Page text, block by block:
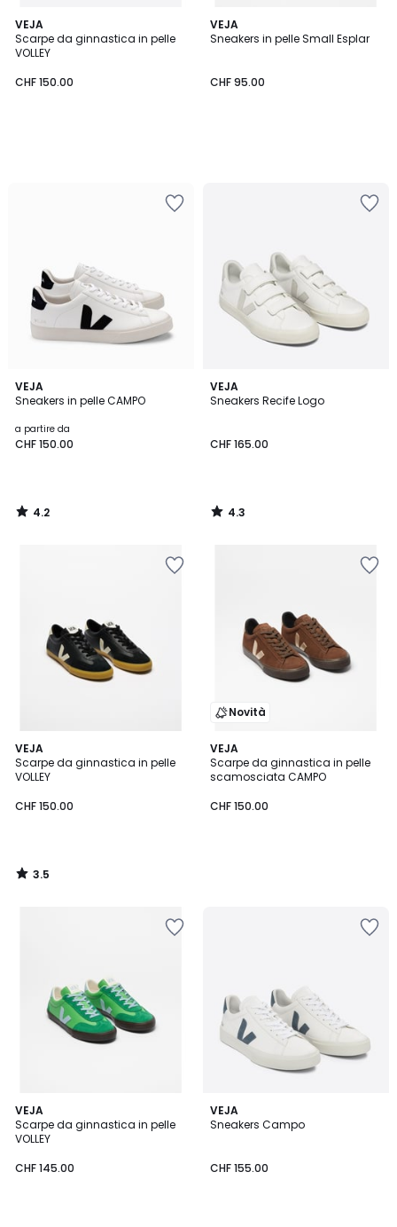
VEJA
Scarpe da ginnastica in pelle
VOLLEY
CHF 150.00
VEJA
Sneakers in pelle Small Esplar
CHF 95.00
VEJA
Sneakers in pelle CAMPO
a partire da
CHF 150.00
4.2
/ 5
4.2
/
VEJA
Sneakers Recife Logo
CHF 165.00
4.3
/ 5
4.3
/
VEJA
Scarpe da ginnastica in pelle
VOLLEY
CHF 150.00
3.5
/ 5
3.5
/
Novità
VEJA
Scarpe da ginnastica in pelle
scamosciata CAMPO
CHF 150.00
VEJA
Scarpe da ginnastica in pelle
VOLLEY
CHF 145.00
VEJA
Sneakers Campo
CHF 155.00
4.3
/ 5